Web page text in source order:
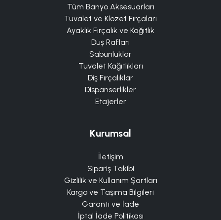
Tüm Banyo Aksesuarları
Tuvalet ve Klozet Fırçaları
Ayaklık Fırçalık ve Kağıtlık
Duş Rafları
Sabunluklar
Tuvalet Kağıtlıkları
Diş Fırçalıklar
Dispanserlikler
Etajerler
Kurumsal
İletişim
Sipariş Takibi
Gizlilik ve Kullanım Şartları
Kargo ve Taşıma Bilgileri
Garanti ve İade
İptal İade Politikası